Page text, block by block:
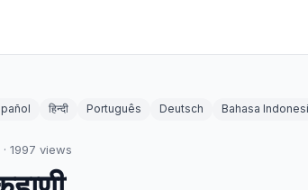
हिन्दी Português Deutsch Bahasa
· 1997 views